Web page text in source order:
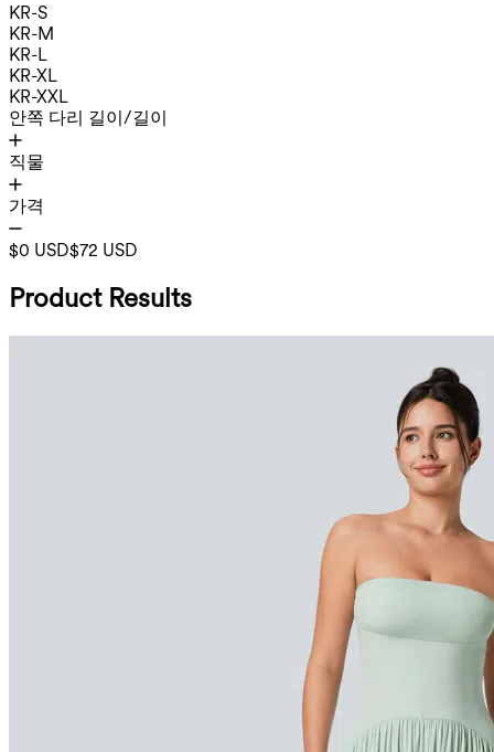
KR-S
KR-M
KR-L
KR-XL
KR-XXL
안쪽 다리 길이/길이
직물
가격
$0 USD$72 USD
Product Results